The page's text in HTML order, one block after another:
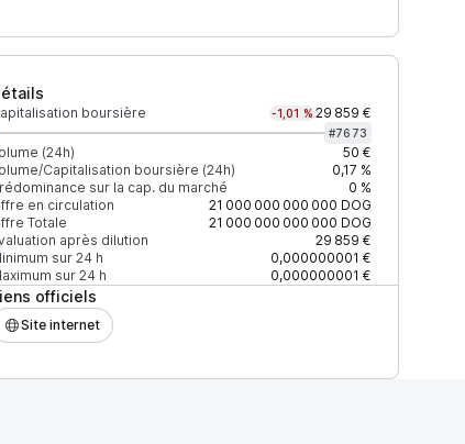
boursière -1,01 % 29 859 €
#7673
(24h)
50 €
Capitalisation boursière (24h)
0,17 %
sur la cap. du marché
0 %
en circulation
21 000 000 000 000 DOG
Totale
21 000 000 000 000 DOG
après dilution
29 859 €
sur 24 h
0,000000001 €
sur 24 h
0,000000001 €
officiels
Site internet
+2% depth